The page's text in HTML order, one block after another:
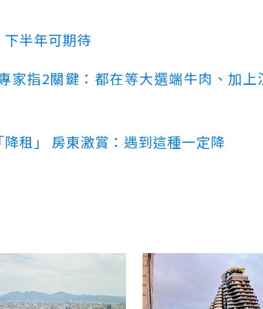
半年可期待
家指2關鍵：都在等大選端牛肉、加上
租」 房東激賞：遇到這種一定降